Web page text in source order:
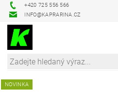
+420 725 556 566
INFO@KAPRARINA.CZ
NOVINKA